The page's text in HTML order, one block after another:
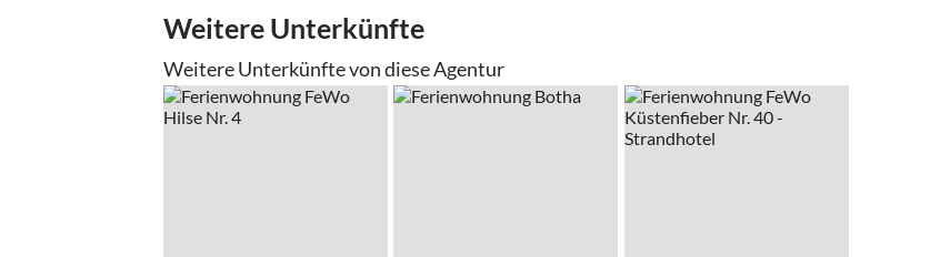
Weitere Unterkünfte
Weitere Unterkünfte von diese Agentur